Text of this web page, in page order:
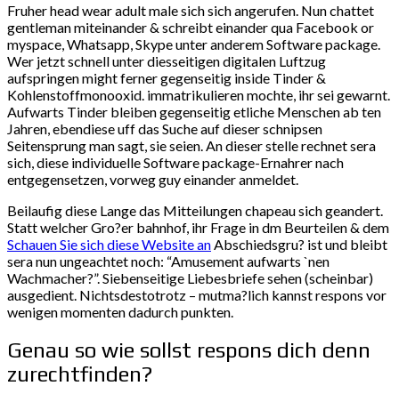
Fruher head wear adult male sich sich angerufen. Nun chattet
gentleman miteinander & schreibt einander qua Facebook or
myspace, Whatsapp, Skype unter anderem Software package.
Wer jetzt schnell unter diesseitigen digitalen Luftzug
aufspringen might ferner gegenseitig inside Tinder &
Kohlenstoffmonooxid. immatrikulieren mochte, ihr sei gewarnt.
Aufwarts Tinder bleiben gegenseitig etliche Menschen ab ten
Jahren, ebendiese uff das Suche auf dieser schnipsen
Seitensprung man sagt, sie seien. An dieser stelle rechnet sera
sich, diese individuelle Software package-Ernahrer nach
entgegensetzen, vorweg guy einander anmeldet.
Beilaufig diese Lange das Mitteilungen chapeau sich geandert.
Statt welcher Gro?er bahnhof, ihr Frage in dm Beurteilen & dem
Schauen Sie sich diese Website an Abschiedsgru? ist und bleibt
sera nun ungeachtet noch: “Amusement aufwarts `nen
Wachmacher?”. Siebenseitige Liebesbriefe sehen (scheinbar)
ausgedient. Nichtsdestotrotz – mutma?lich kannst respons vor
wenigen momenten dadurch punkten.
Genau so wie sollst respons dich denn
zurechtfinden?